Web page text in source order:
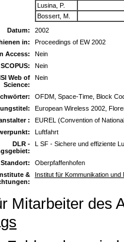
Lusina, P.
Bossert, M.
Datum:
2002
in:
Proceedings of EW 2002
Access:
Nein
Nein
Web of
Science:
Nein
OFDM, Space-Time, Block
European Wireless 2002,
:
EUREL (Convention of
Luftfahrt
DLR -
L SF - Sichere und effiziente
Standort:
Oberpfaffenhofen
&
Institut für Kommunikation und
Mitarbeiter des